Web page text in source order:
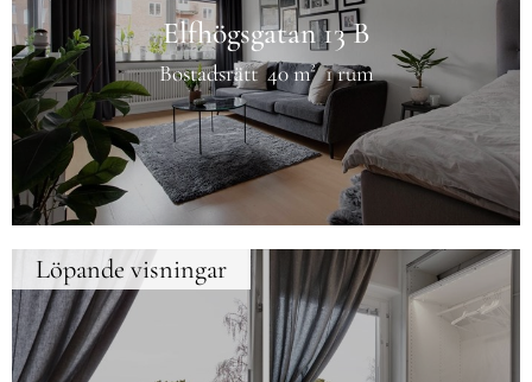
Elfhögsgatan 13 B
Bostadsrätt 40 m² 1 rum
Löpande visningar